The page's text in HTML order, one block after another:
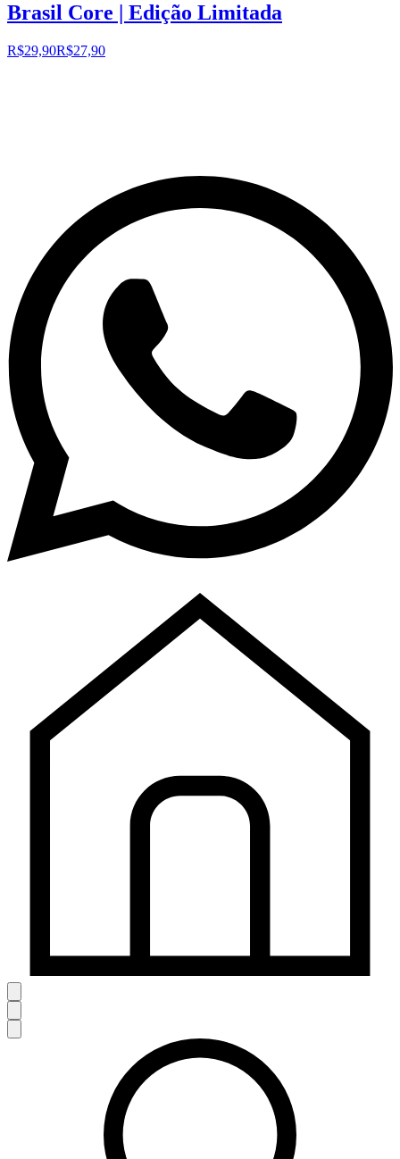
Brasil Core | Edição Limitada
R$29,90R$27,90